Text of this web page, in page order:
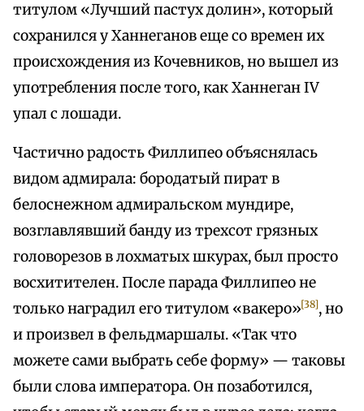
титулом «Лучший пастух долин», который
сохранился у Ханнеганов еще со времен их
происхождения из Кочевников, но вышел из
употребления после того, как Ханнеган IV
упал с лошади.
Частично радость Филлипео объяснялась
видом адмирала: бородатый пират в
белоснежном адмиральском мундире,
возглавлявший банду из трехсот грязных
головорезов в лохматых шкурах, был просто
восхитителен. После парада Филлипео не
только наградил его титулом «вакеро»[38], но
и произвел в фельдмаршалы. «Так что
можете сами выбрать себе форму» — таковы
были слова императора. Он позаботился,